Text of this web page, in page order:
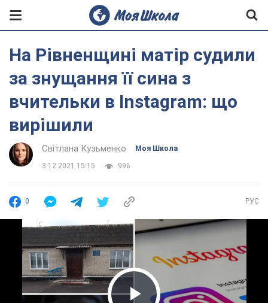
На Рівненщині матір судили
за знущання її сина з
вчительки в Instagram: що
вирішили
Світлана Кузьменко Моя Школа
3.12.2021 15:15 996
0 РУС